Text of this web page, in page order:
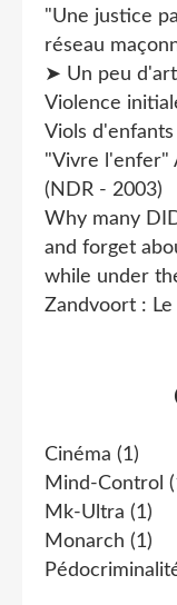
Cinéma (1)
Mind-Control
Mk-Ultra (1)
Monarch (1)
"Une justice
réseau
➤ Un peu
Violence
Viols
"Vivre l'enfer"
(NDR - 2003)
Why many
and forget
while under
Zandvoort :